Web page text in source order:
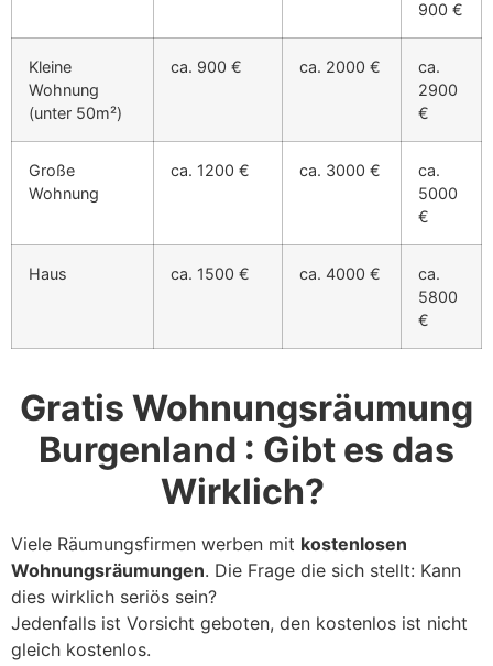
900 €
Kleine
Wohnung
(unter 50m²)
ca. 900 € ca. 2000 €
ca.
2900
€
Große
Wohnung
ca. 1200 € ca. 3000 €
ca.
5000
€
Haus ca. 1500 € ca. 4000 €
ca.
5800
€
Gratis Wohnungsräumung
Burgenland : Gibt es das
Wirklich?
Viele Räumungsfirmen werben mit kostenlosen
Wohnungsräumungen. Die Frage die sich stellt: Kann
dies wirklich seriös sein?
Jedenfalls ist Vorsicht geboten, den kostenlos ist nicht
gleich kostenlos.